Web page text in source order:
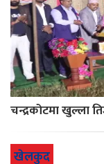
चन्द्रकोटमा खुल्ला
खेलकुद